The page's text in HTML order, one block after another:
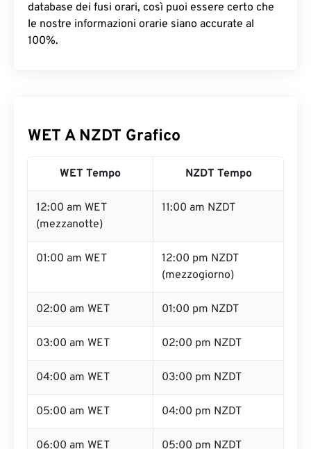
database dei fusi orari, così puoi essere certo che
le nostre informazioni orarie siano accurate al
100%.
WET A NZDT Grafico
WET Tempo NZDT Tempo
12:00 am WET
(mezzanotte)
11:00 am NZDT
01:00 am WET
12:00 pm NZDT
(mezzogiorno)
02:00 am WET 01:00 pm NZDT
03:00 am WET 02:00 pm NZDT
04:00 am WET 03:00 pm NZDT
05:00 am WET 04:00 pm NZDT
06:00 am WET 05:00 pm NZDT